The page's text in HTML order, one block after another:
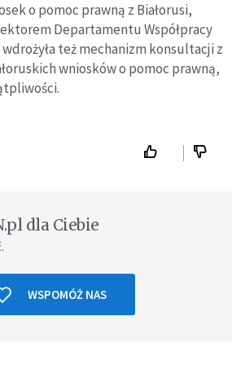
o pomoc prawną z Białorusi,
Departamentu Współpracy
też mechanizm konsultacji z
wniosków o pomoc prawną,
dla Ciebie
WSPOMÓŻ NAS